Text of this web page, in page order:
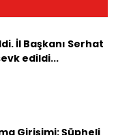
İl Başkanı Serhat
edildi...